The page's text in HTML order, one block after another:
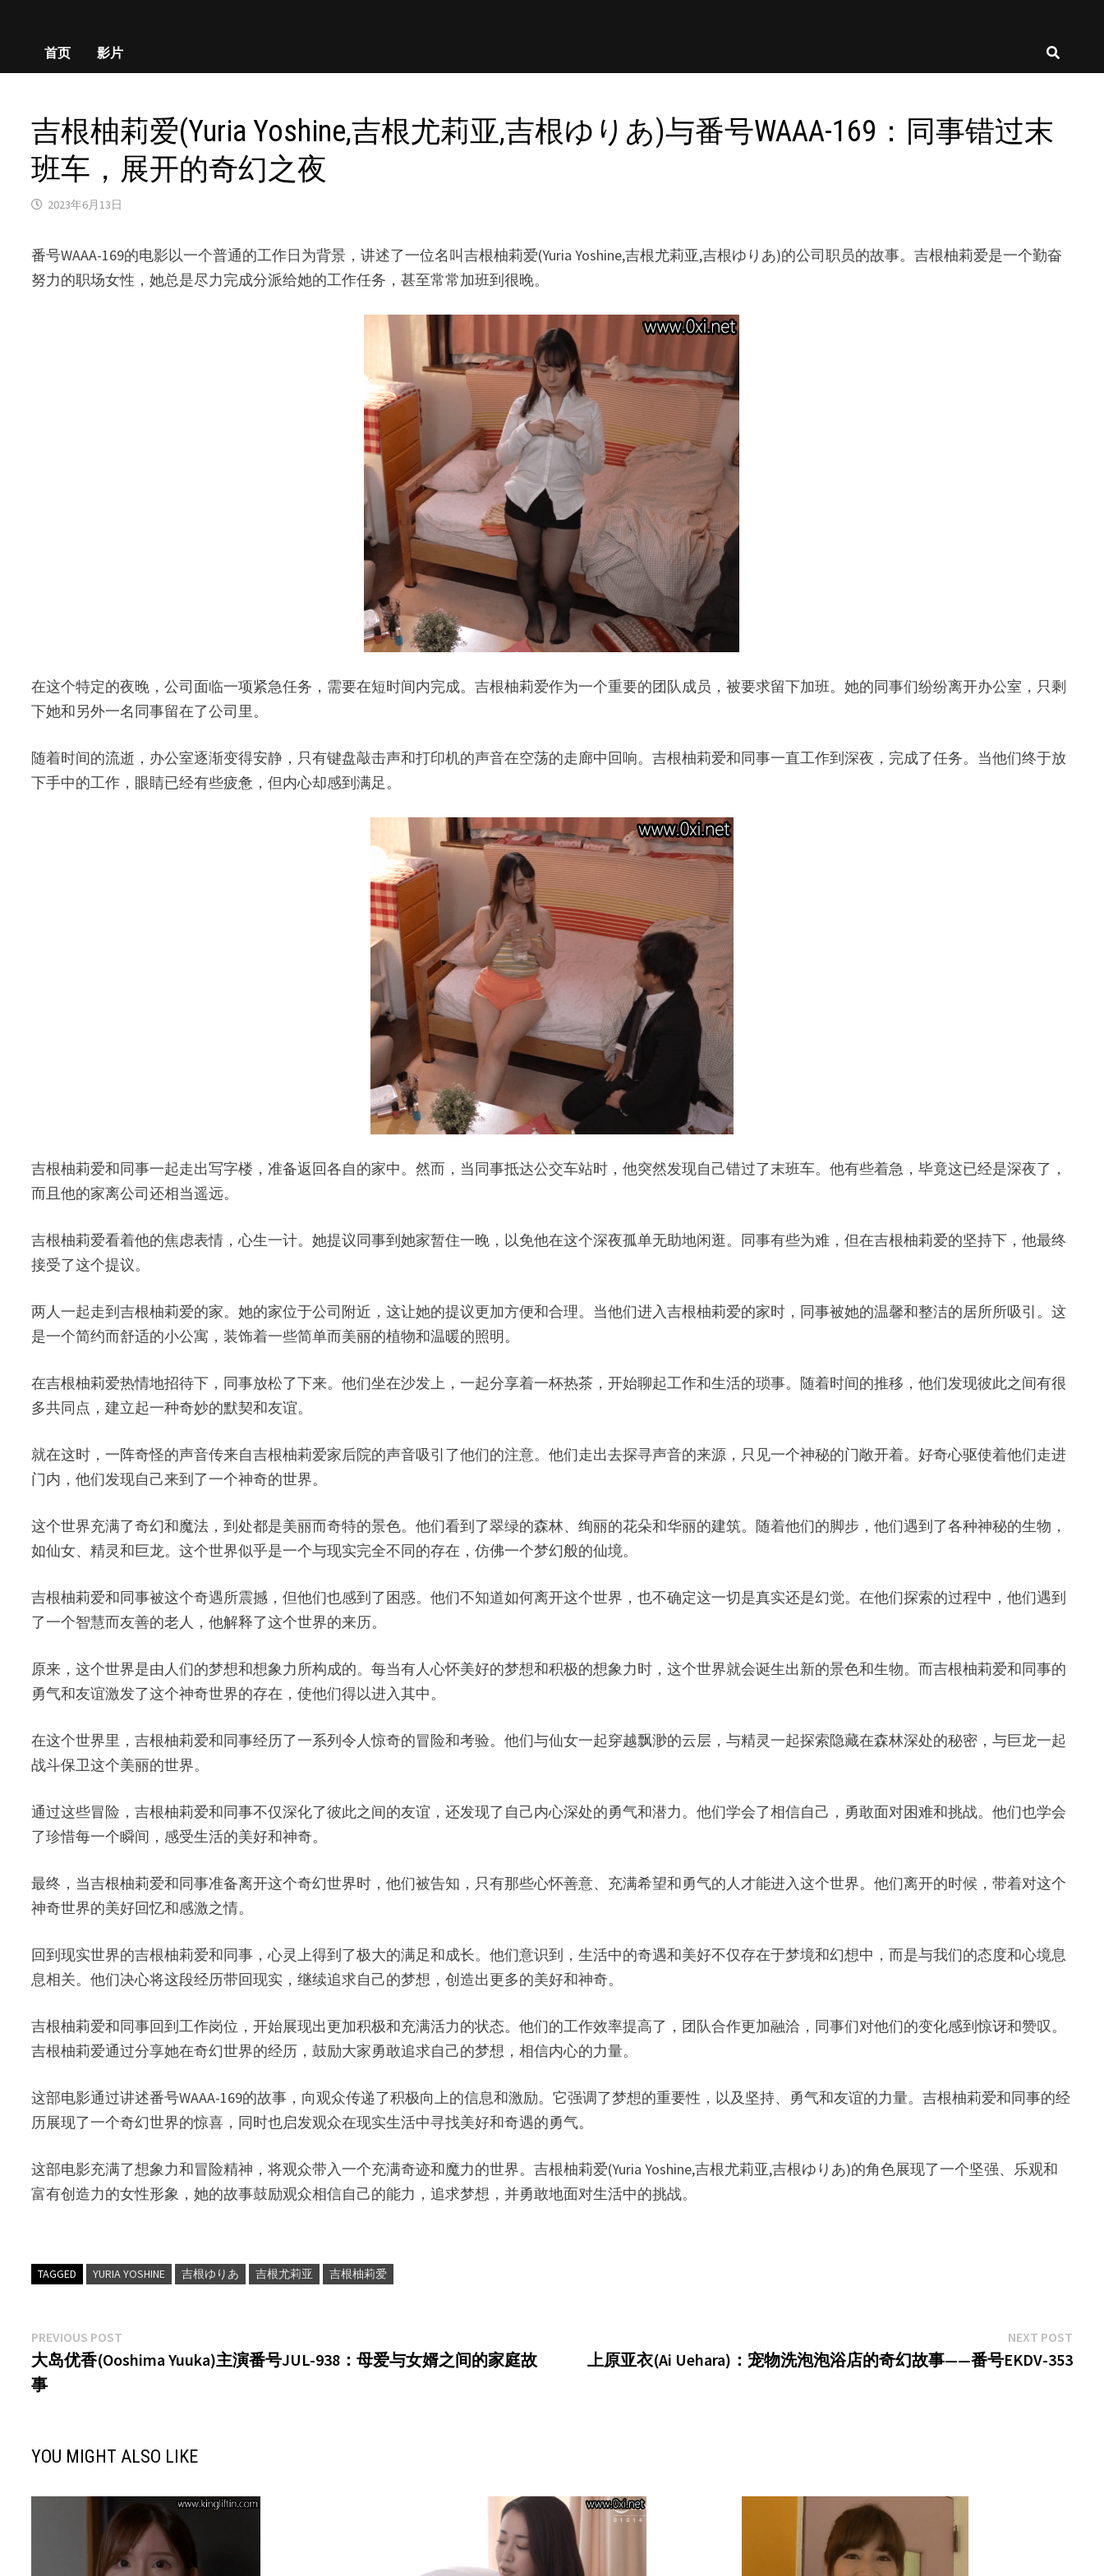
首页 影片
吉根柚莉爱(Yuria Yoshine,吉根尤莉亚,吉根ゆりあ)与番号WAAA-169：同事错过末
班车，展开的奇幻之夜
2023年6月13日
番号WAAA-169的电影以一个普通的工作日为背景，讲述了一位名叫吉根柚莉爱(Yuria Yoshine,吉根尤莉亚,吉根ゆりあ)的公司职员的故事。吉根柚莉爱是一个勤奋
努力的职场女性，她总是尽力完成分派给她的工作任务，甚至常常加班到很晚。
在这个特定的夜晚，公司面临一项紧急任务，需要在短时间内完成。吉根柚莉爱作为一个重要的团队成员，被要求留下加班。她的同事们纷纷离开办公室，只剩
下她和另外一名同事留在了公司里。
随着时间的流逝，办公室逐渐变得安静，只有键盘敲击声和打印机的声音在空荡的走廊中回响。吉根柚莉爱和同事一直工作到深夜，完成了任务。当他们终于放
下手中的工作，眼睛已经有些疲惫，但内心却感到满足。
吉根柚莉爱和同事一起走出写字楼，准备返回各自的家中。然而，当同事抵达公交车站时，他突然发现自己错过了末班车。他有些着急，毕竟这已经是深夜了，
而且他的家离公司还相当遥远。
吉根柚莉爱看着他的焦虑表情，心生一计。她提议同事到她家暂住一晚，以免他在这个深夜孤单无助地闲逛。同事有些为难，但在吉根柚莉爱的坚持下，他最终
接受了这个提议。
两人一起走到吉根柚莉爱的家。她的家位于公司附近，这让她的提议更加方便和合理。当他们进入吉根柚莉爱的家时，同事被她的温馨和整洁的居所所吸引。这
是一个简约而舒适的小公寓，装饰着一些简单而美丽的植物和温暖的照明。
在吉根柚莉爱热情地招待下，同事放松了下来。他们坐在沙发上，一起分享着一杯热茶，开始聊起工作和生活的琐事。随着时间的推移，他们发现彼此之间有很
多共同点，建立起一种奇妙的默契和友谊。
就在这时，一阵奇怪的声音传来自吉根柚莉爱家后院的声音吸引了他们的注意。他们走出去探寻声音的来源，只见一个神秘的门敞开着。好奇心驱使着他们走进
门内，他们发现自己来到了一个神奇的世界。
这个世界充满了奇幻和魔法，到处都是美丽而奇特的景色。他们看到了翠绿的森林、绚丽的花朵和华丽的建筑。随着他们的脚步，他们遇到了各种神秘的生物，
如仙女、精灵和巨龙。这个世界似乎是一个与现实完全不同的存在，仿佛一个梦幻般的仙境。
吉根柚莉爱和同事被这个奇遇所震撼，但他们也感到了困惑。他们不知道如何离开这个世界，也不确定这一切是真实还是幻觉。在他们探索的过程中，他们遇到
了一个智慧而友善的老人，他解释了这个世界的来历。
原来，这个世界是由人们的梦想和想象力所构成的。每当有人心怀美好的梦想和积极的想象力时，这个世界就会诞生出新的景色和生物。而吉根柚莉爱和同事的
勇气和友谊激发了这个神奇世界的存在，使他们得以进入其中。
在这个世界里，吉根柚莉爱和同事经历了一系列令人惊奇的冒险和考验。他们与仙女一起穿越飘渺的云层，与精灵一起探索隐藏在森林深处的秘密，与巨龙一起
战斗保卫这个美丽的世界。
通过这些冒险，吉根柚莉爱和同事不仅深化了彼此之间的友谊，还发现了自己内心深处的勇气和潜力。他们学会了相信自己，勇敢面对困难和挑战。他们也学会
了珍惜每一个瞬间，感受生活的美好和神奇。
最终，当吉根柚莉爱和同事准备离开这个奇幻世界时，他们被告知，只有那些心怀善意、充满希望和勇气的人才能进入这个世界。他们离开的时候，带着对这个
神奇世界的美好回忆和感激之情。
回到现实世界的吉根柚莉爱和同事，心灵上得到了极大的满足和成长。他们意识到，生活中的奇遇和美好不仅存在于梦境和幻想中，而是与我们的态度和心境息
息相关。他们决心将这段经历带回现实，继续追求自己的梦想，创造出更多的美好和神奇。
吉根柚莉爱和同事回到工作岗位，开始展现出更加积极和充满活力的状态。他们的工作效率提高了，团队合作更加融洽，同事们对他们的变化感到惊讶和赞叹。
吉根柚莉爱通过分享她在奇幻世界的经历，鼓励大家勇敢追求自己的梦想，相信内心的力量。
这部电影通过讲述番号WAAA-169的故事，向观众传递了积极向上的信息和激励。它强调了梦想的重要性，以及坚持、勇气和友谊的力量。吉根柚莉爱和同事的经
历展现了一个奇幻世界的惊喜，同时也启发观众在现实生活中寻找美好和奇遇的勇气。
这部电影充满了想象力和冒险精神，将观众带入一个充满奇迹和魔力的世界。吉根柚莉爱(Yuria Yoshine,吉根尤莉亚,吉根ゆりあ)的角色展现了一个坚强、乐观和
富有创造力的女性形象，她的故事鼓励观众相信自己的能力，追求梦想，并勇敢地面对生活中的挑战。
TAGGED YURIA YOSHINE 吉根ゆりあ 吉根尤莉亚 吉根柚莉爱
文
章
导
PREVIOUS POST
post:
大岛优香(Ooshima Yuuka)主演番号JUL-938：母爱与女婿之间的家庭故
事
NEXT POSTNext
post:
上原亚衣(Ai Uehara)：宠物洗泡泡浴店的奇幻故事——番号EKDV-353
YOU MIGHT ALSO LIKE